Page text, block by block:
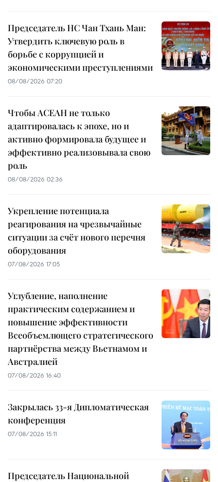
Председатель НС Чан Тхань Ман:
Утвердить ключевую роль в
борьбе с коррупцией и
экономическими преступлениями
08/08/2026 07:20
Чтобы АСЕАН не только
адаптировалась к эпохе, но и
активно формировала будущее и
эффективно реализовывала свою
роль
08/08/2026 02:36
Укрепление потенциала
реагирования на чрезвычайные
ситуации за счёт нового перечня
оборудования
07/08/2026 17:05
Углубление, наполнение
практическим содержанием и
повышение эффективности
Всеобъемлющего стратегического
партнёрства между Вьетнамом и
Австралией
07/08/2026 16:40
Закрылась 33-я Дипломатическая
конференция
07/08/2026 15:11
Председатель Национальной